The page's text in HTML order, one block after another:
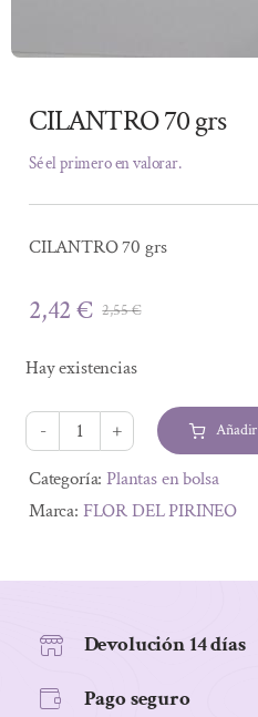
CILANTRO 70 grs
Sé el primero en valorar.
CILANTRO 70 grs
2,55€El
era:
2,55 €.
2,42€
El
es:
2,42 €.
Hay existencias
CILANTRO
70
grs
Añadir
Alternative:
Categoría:Plantas en bolsa
Marca: FLOR DEL PIRINEO
Devolución 14 días
Pago seguro